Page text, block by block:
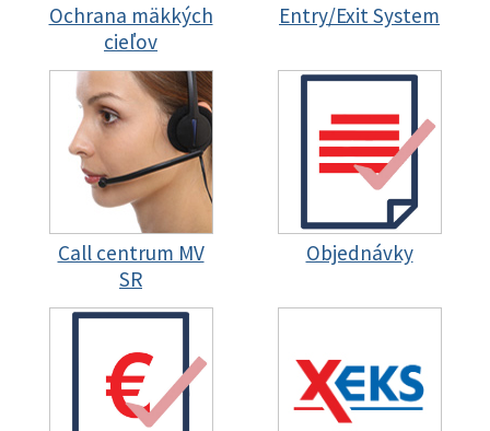
Ochrana mäkkých
cieľov
Entry/Exit System
Call centrum MV
SR
Objednávky